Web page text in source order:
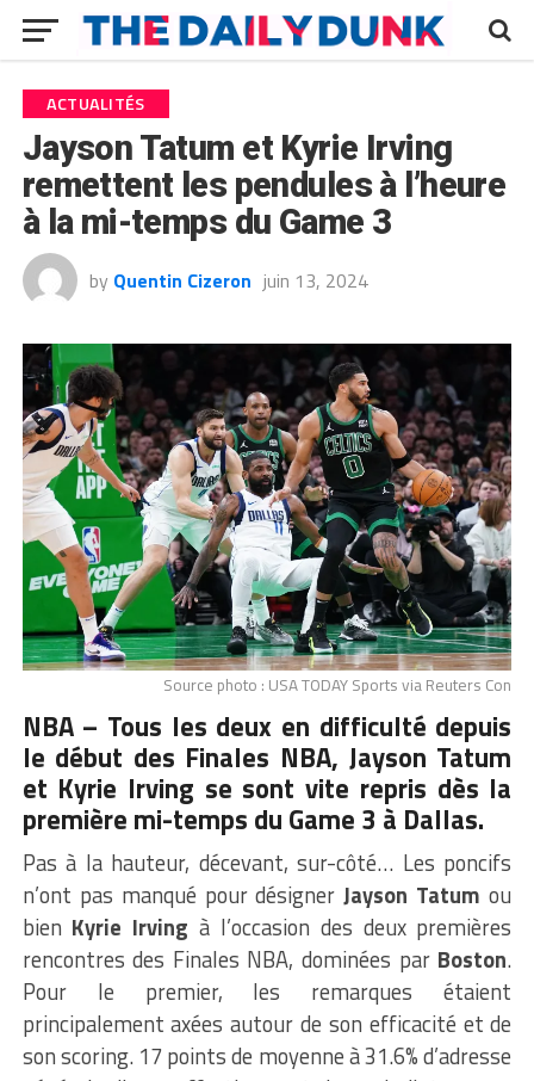
ACTUALITÉS
Jayson Tatum et Kyrie Irving
remettent les pendules à l’heure
à la mi-temps du Game 3
by Quentin Cizeron juin 13, 2024
Source photo : USA TODAY Sports via Reuters Con
NBA – Tous les deux en difficulté depuis
le début des Finales NBA, Jayson Tatum
et Kyrie Irving se sont vite repris dès la
première mi-temps du Game 3 à Dallas.
Pas à la hauteur, décevant, sur-côté… Les poncifs
n’ont pas manqué pour désignerJayson Tatum ou
bien Kyrie Irving à l’occasion des deux premières
rencontres des Finales NBA, dominées par Boston.
Pour le premier, les remarques étaient
principalement axées autour de son efficacité et de
son scoring. 17 points de moyenne à 31.6% d’adresse